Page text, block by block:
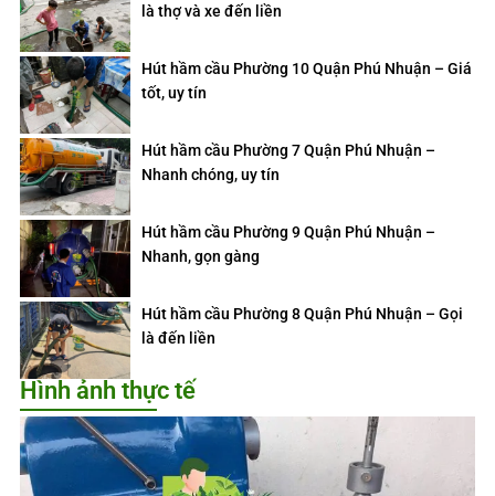
là thợ và xe đến liền
Hút hầm cầu Phường 10 Quận Phú Nhuận – Giá
tốt, uy tín
Hút hầm cầu Phường 7 Quận Phú Nhuận –
Nhanh chóng, uy tín
Hút hầm cầu Phường 9 Quận Phú Nhuận –
Nhanh, gọn gàng
Hút hầm cầu Phường 8 Quận Phú Nhuận – Gọi
là đến liền
Hình ảnh thực tế